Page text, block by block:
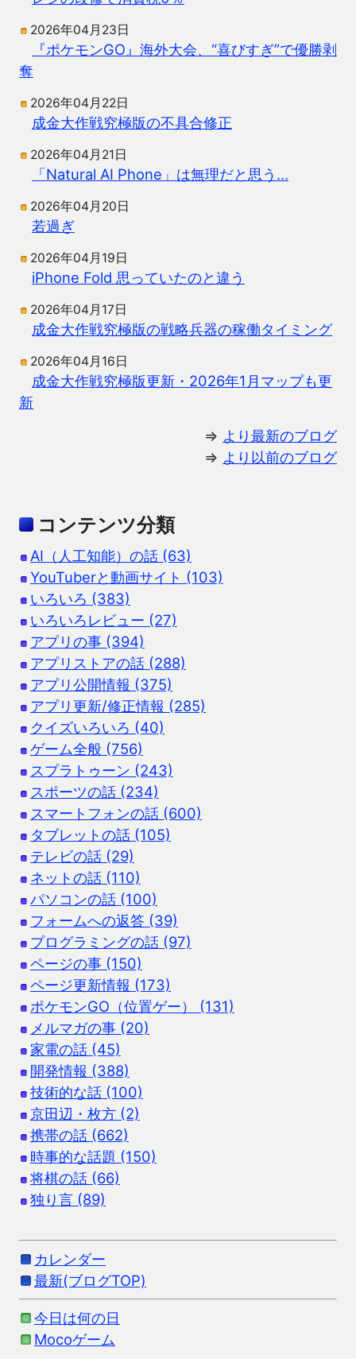
2026年04月23日
『ポケモンGO』海外大会、“喜びすぎ”で優勝剥
奪
2026年04月22日
成金大作戦究極版の不具合修正
2026年04月21日
「Natural AI Phone」は無理だと思う…
2026年04月20日
若過ぎ
2026年04月19日
iPhone Fold 思っていたのと違う
2026年04月17日
成金大作戦究極版の戦略兵器の稼働タイミング
2026年04月16日
成金大作戦究極版更新・2026年1月マップも更
新
⇒ より最新のブログ
⇒ より以前のブログ
コンテンツ分類
AI（人工知能）の話 (63)
YouTuberと動画サイト (103)
いろいろ (383)
いろいろレビュー (27)
アプリの事 (394)
アプリストアの話 (288)
アプリ公開情報 (375)
アプリ更新/修正情報 (285)
クイズいろいろ (40)
ゲーム全般 (756)
スプラトゥーン (243)
スポーツの話 (234)
スマートフォンの話 (600)
タブレットの話 (105)
テレビの話 (29)
ネットの話 (110)
パソコンの話 (100)
フォームへの返答 (39)
プログラミングの話 (97)
ページの事 (150)
ページ更新情報 (173)
ポケモンGO（位置ゲー） (131)
メルマガの事 (20)
家電の話 (45)
開発情報 (388)
技術的な話 (100)
京田辺・枚方 (2)
携帯の話 (662)
時事的な話題 (150)
将棋の話 (66)
独り言 (89)
カレンダー
最新(ブログTOP)
今日は何の日
Mocoゲーム